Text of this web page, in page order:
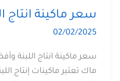
سعر ماكينة انتاج
02/02/2025
سعر ماكينة انتاج اللبنة
ماك تعتبر ماكينات إنتاج